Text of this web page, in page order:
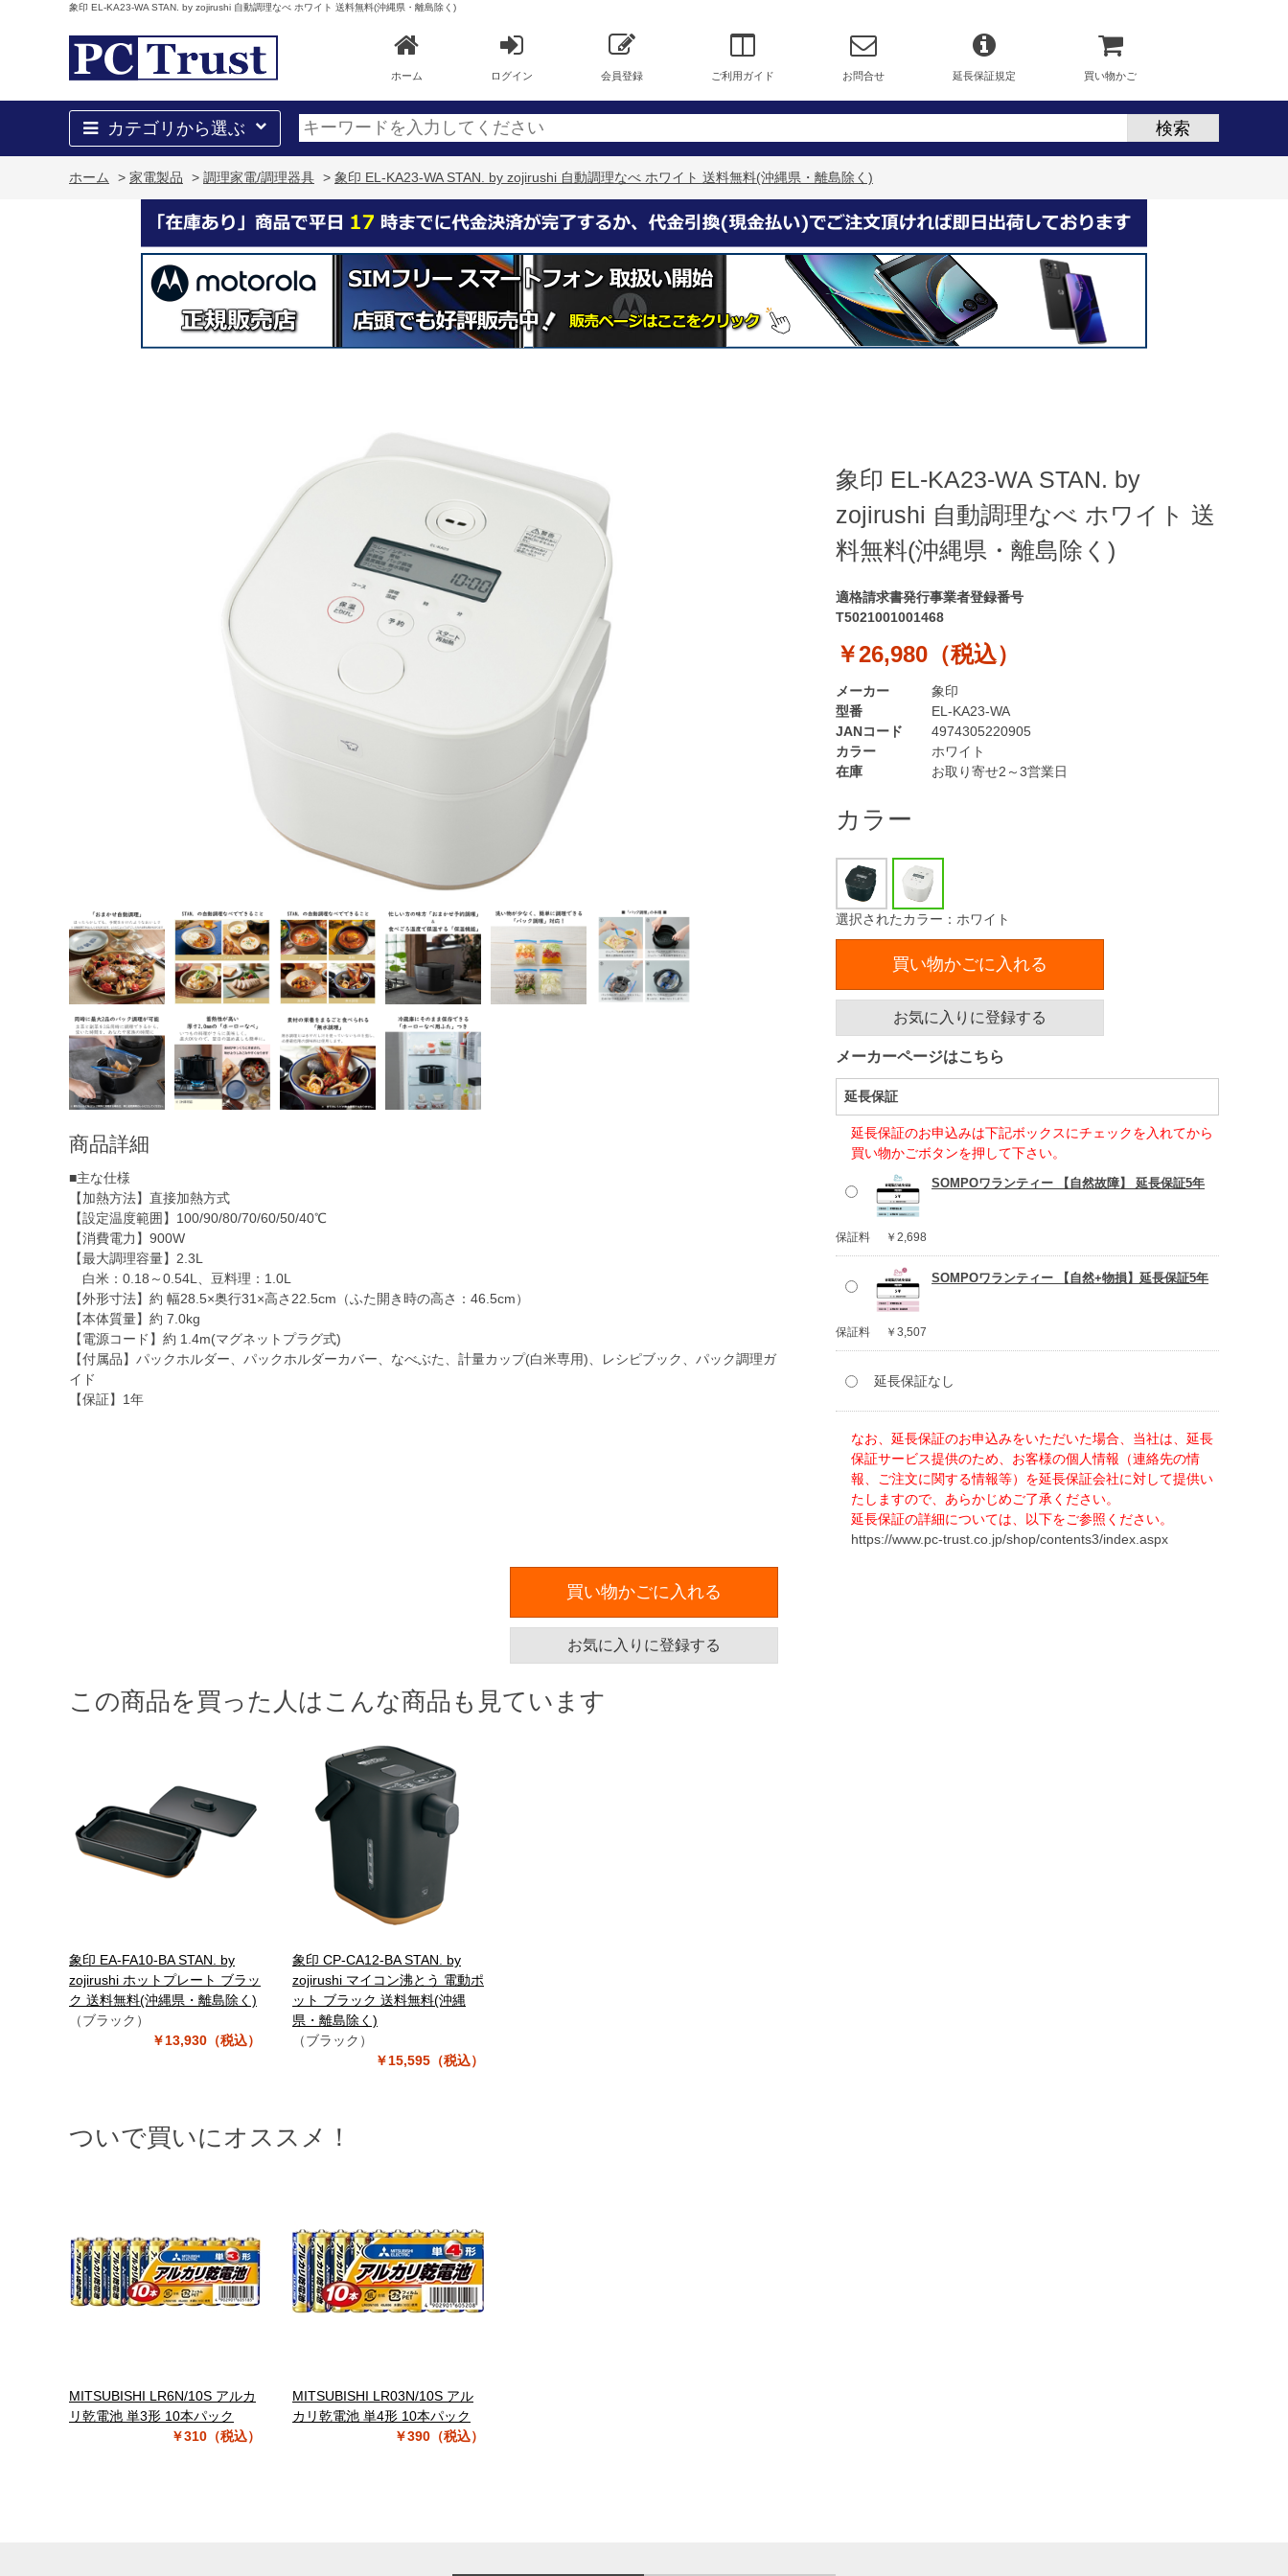
象印 EL-KA23-WA STAN. by zojirushi 自動調理なべ ホワイト 送料無料(沖縄県・離島除く)
ホーム ログイン 会員登録 ご利用ガイド お問合せ 延長保証規定 買い物かご
カテゴリから選ぶ
ホーム > 家電製品 > 調理家電/調理器具 > 象印 EL-KA23-WA STAN. by zojirushi 自動調理なべ ホワイト 送料無料(沖縄県・離島除く)
商品詳細
■主な仕様
【加熱方法】直接加熱方式
【設定温度範囲】100/90/80/70/60/50/40℃
【消費電力】900W
【最大調理容量】2.3L
白米：0.18～0.54L、豆料理：1.0L
【外形寸法】約 幅28.5×奥行31×高さ22.5cm（ふた開き時の高さ：46.5cm）
【本体質量】約 7.0kg
【電源コード】約 1.4m(マグネットプラグ式)
【付属品】パックホルダー、パックホルダーカバー、なべぶた、計量カップ(白米専用)、レシピブック、パック調理ガ
イド
【保証】1年
象印 EL-KA23-WA STAN. by
zojirushi 自動調理なべ ホワイト 送
料無料(沖縄県・離島除く)
適格請求書発行事業者登録番号
T5021001001468
￥26,980（税込）
型番
EL-KA23-WA
JANコード
4974305220905
カラー
ホワイト
在庫
お取り寄せ2～3営業日
メーカー 象印
カラー
選択されたカラー：ホワイト
買い物かごに入れる
お気に入りに登録する
メーカーページはこちら
延長保証
延長保証のお申込みは下記ボックスにチェックを入れてから
買い物かごボタンを押して下さい。
SOMPOワランティー 【自然故障】 延長保証5年
保証料 ￥2,698
SOMPOワランティー 【自然+物損】延長保証5年
保証料 ￥3,507
延長保証なし
なお、延長保証のお申込みをいただいた場合、当社は、延長
保証サービス提供のため、お客様の個人情報（連絡先の情
報、ご注文に関する情報等）を延長保証会社に対して提供い
たしますので、あらかじめご了承ください。
延長保証の詳細については、以下をご参照ください。
https://www.pc-trust.co.jp/shop/contents3/index.aspx
買い物かごに入れる
お気に入りに登録する
この商品を買った人はこんな商品も見ています
象印 EA-FA10-BA STAN. by
zojirushi ホットプレート ブラッ
ク 送料無料(沖縄県・離島除く)
（ブラック）
￥13,930（税込）
象印 CP-CA12-BA STAN. by
zojirushi マイコン沸とう 電動ポ
ット ブラック 送料無料(沖縄
県・離島除く)
（ブラック）
￥15,595（税込）
ついで買いにオススメ！
MITSUBISHI LR6N/10S アルカ
リ乾電池 単3形 10本パック
￥310（税込）
MITSUBISHI LR03N/10S アル
カリ乾電池 単4形 10本パック
￥390（税込）